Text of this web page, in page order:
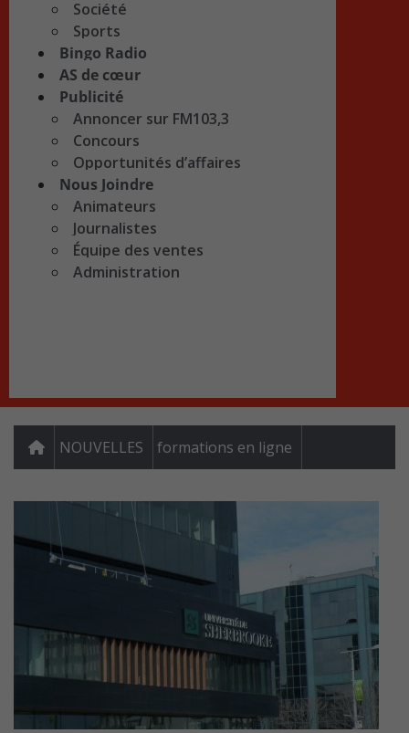
Société
Sports
Bingo Radio
AS de cœur
Publicité
Annoncer sur FM103,3
Concours
Opportunités d’affaires
Nous Joindre
Animateurs
Journalistes
Équipe des ventes
Administration
NOUVELLES formations en ligne